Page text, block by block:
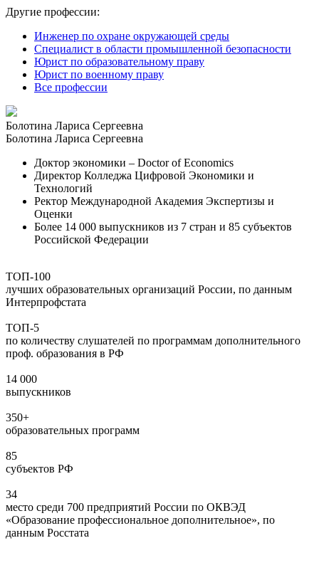
Другие профессии:
Инженер по охране окружающей среды
Специалист в области промышленной безопасности
Юрист по образовательному праву
Юрист по военному праву
Все профессии
Болотина Лариса Сергеевна
Болотина Лариса Сергеевна
Доктор экономики – Doctor of Economics
Директор Колледжа Цифровой Экономики и
Технологий
Ректор Международной Академия Экспертизы и
Оценки
Более 14 000 выпускников из 7 стран и 85 субъектов
Российской Федерации
ТОП-100
лучших образовательных организаций России, по данным
Интерпрофстата
ТОП-5
по количеству слушателей по программам дополнительного
проф. образования в РФ
14 000
выпускников
350+
образовательных программ
85
субъектов РФ
34
место среди 700 предприятий России по ОКВЭД
«Образование профессиональное дополнительное», по
данным Росстата